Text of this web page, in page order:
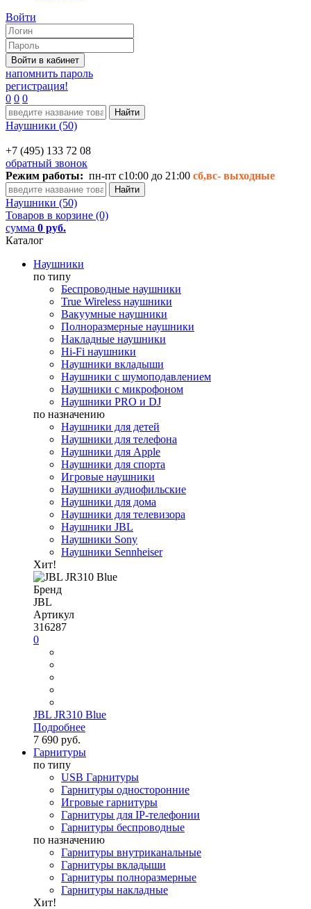
Войти
напомнить пароль
регистрация!
0 0 0
Наушники (50)
+7 (495) 133 72 08
обратный звонок
Режим работы: пн-пт с10:00 до 21:00 сб,вс- выходные
Наушники (50)
Товаров в корзине (0)
сумма 0 руб.
Каталог
Наушники
по типу
Беспроводные наушники
True Wireless наушники
Вакуумные наушники
Полноразмерные наушники
Накладные наушники
Hi-Fi наушники
Наушники вкладыши
Наушники с шумоподавлением
Наушники с микрофоном
Наушники PRO и DJ
по назначению
Наушники для детей
Наушники для телефона
Наушники для Apple
Наушники для спорта
Игровые наушники
Наушники аудиофильские
Наушники для дома
Наушники для телевизора
Наушники JBL
Наушники Sony
Наушники Sennheiser
Хит!
Бренд
JBL
Артикул
316287
0
JBL JR310 Blue
Подробнее
7 690 руб.
Гарнитуры
по типу
USB Гарнитуры
Гарнитуры односторонние
Игровые гарнитуры
Гарнитуры для IP-телефонии
Гарнитуры беспроводные
по назначению
Гарнитуры внутриканальные
Гарнитуры вкладыши
Гарнитуры полноразмерные
Гарнитуры накладные
Хит!